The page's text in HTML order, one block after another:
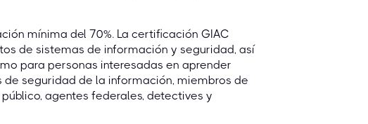
mínima del 70%. La certificación GIAC
de sistemas de información y seguridad, así
para personas interesadas en aprender
seguridad de la información, miembros de
agentes federales, detectives y